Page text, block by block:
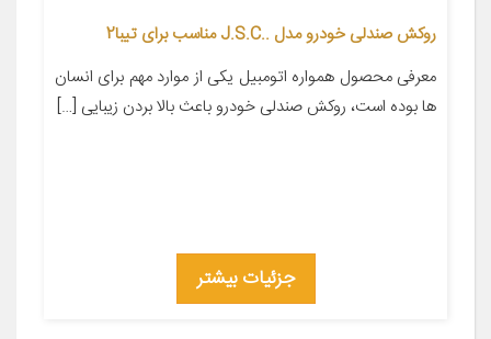
روکش صندلی خودرو مدل ..J.S.C مناسب برای تیبا2
معرفی محصول همواره اتومبیل یکی از موارد مهم برای انسان
ها بوده است، روکش صندلی خودرو باعث بالا بردن زیبایی […]
جزئیات بیشتر